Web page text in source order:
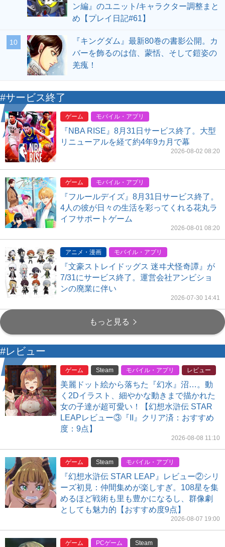
ン編』のユニット/キャラクター調整まと
め【プレイ日記#61】
10
『キングダム』最新80巻の書影公開。カ
バーを飾るのは信、蒙恬、そして鎧姿の
羌瘣！
#サービス終了
ゲーム モバイル・アプリ
『NBA RISE』8月31日サービス終了。大型
リニューアルを経て約4年9カ月で幕
2026-08-02 08:20
ゲーム モバイル・アプリ
『フルールデイズ』8月31日サービス終了。
4人の彼が日々の生活を彩ってくれる花丸ラ
イフサポートゲーム
2026-08-01 08:20
アニメ・漫画 モバイル・アプリ
『文豪ストレイドッグス 迷ヰ犬怪奇譚』が
7/31にサービス終了。運営会社アンビショ
ンの廃業に伴い
2026-07-30 14:41
もっと見る
#レビュー
ゲーム Steam モバイル・アプリ レビュー
美麗ドット絵から落ちた『幻水』沼…。動
く2Dイラスト、細やかな動きまで描かれた
女の子達が超可愛い！【幻想水滸伝 STAR
LEAPレビュー③『II』クリア済：おすすめ
度：9点】
2026-08-08 11:10
ゲーム Steam モバイル・アプリ
『幻想水滸伝 STAR LEAP』レビュー②シリ
ーズ初見：仲間集めが楽しすぎ。108星を集
めるほど戦術も里も豊かになるし、群像劇
としても魅力的【おすすめ度9点】
2026-08-07 19:00
ゲーム PCゲーム
Steam